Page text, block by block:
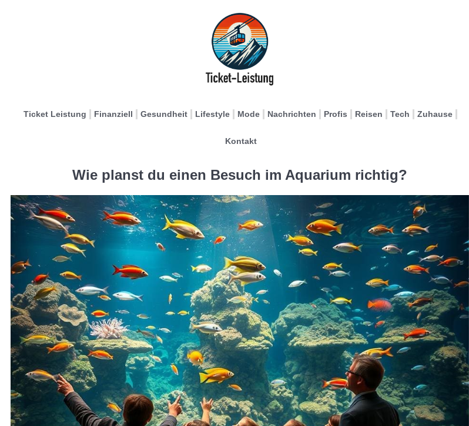
Ticket Leistung Finanziell Gesundheit Lifestyle Mode Nachrichten Profis Reisen Tech Zuhause
Kontakt
Wie planst du einen Besuch im Aquarium richtig?